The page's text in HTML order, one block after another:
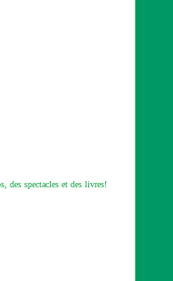
des spectacles et des livres!